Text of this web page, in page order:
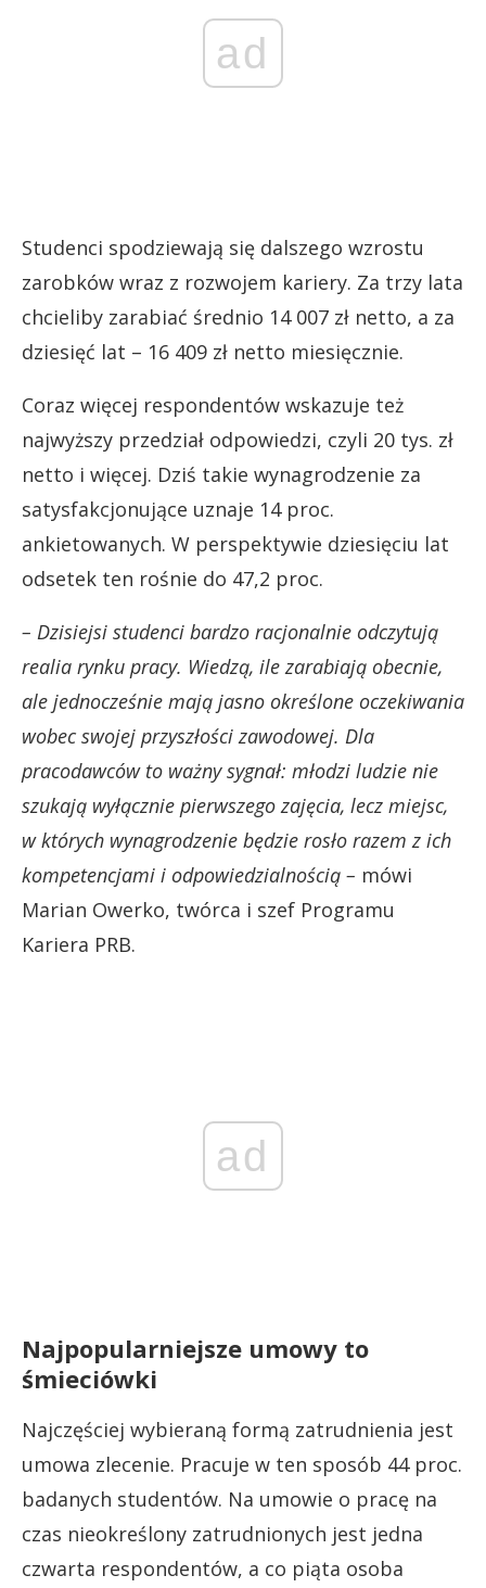
ad
Studenci spodziewają się dalszego wzrostu
zarobków wraz z rozwojem kariery. Za trzy lata
chcieliby zarabiać średnio 14 007 zł netto, a za
dziesięć lat – 16 409 zł netto miesięcznie.
Coraz więcej respondentów wskazuje też
najwyższy przedział odpowiedzi, czyli 20 tys. zł
netto i więcej. Dziś takie wynagrodzenie za
satysfakcjonujące uznaje 14 proc.
ankietowanych. W perspektywie dziesięciu lat
odsetek ten rośnie do 47,2 proc.
– Dzisiejsi studenci bardzo racjonalnie odczytują
realia rynku pracy. Wiedzą, ile zarabiają obecnie,
ale jednocześnie mają jasno określone oczekiwania
wobec swojej przyszłości zawodowej. Dla
pracodawców to ważny sygnał: młodzi ludzie nie
szukają wyłącznie pierwszego zajęcia, lecz miejsc,
w których wynagrodzenie będzie rosło razem z ich
kompetencjami i odpowiedzialnością – mówi
Marian Owerko, twórca i szef Programu
Kariera PRB.
ad
Najpopularniejsze umowy to
śmieciówki
Najczęściej wybieraną formą zatrudnienia jest
umowa zlecenie. Pracuje w ten sposób 44 proc.
badanych studentów. Na umowie o pracę na
czas nieokreślony zatrudnionych jest jedna
czwarta respondentów, a co piąta osoba